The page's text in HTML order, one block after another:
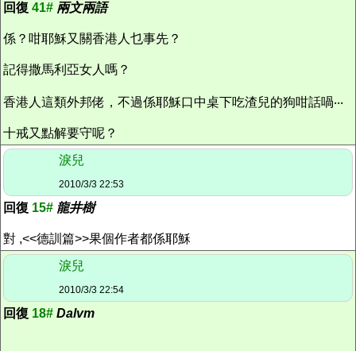
回復 41# 兩文兩語
係？咁耶穌又關香港人乜事先？
記得撒馬利亞女人嗎？
香港人這類外邦佬，不過係耶穌口中桌下吃渣兒的狗咁話喎‧‧‧
十戒又點解要守呢？
淚兒
2010/3/3 22:53
回復 15# 龍井樹
對 ,<<德訓篇>>果個作者都係耶穌
淚兒
2010/3/3 22:54
回復 18# Dalvm